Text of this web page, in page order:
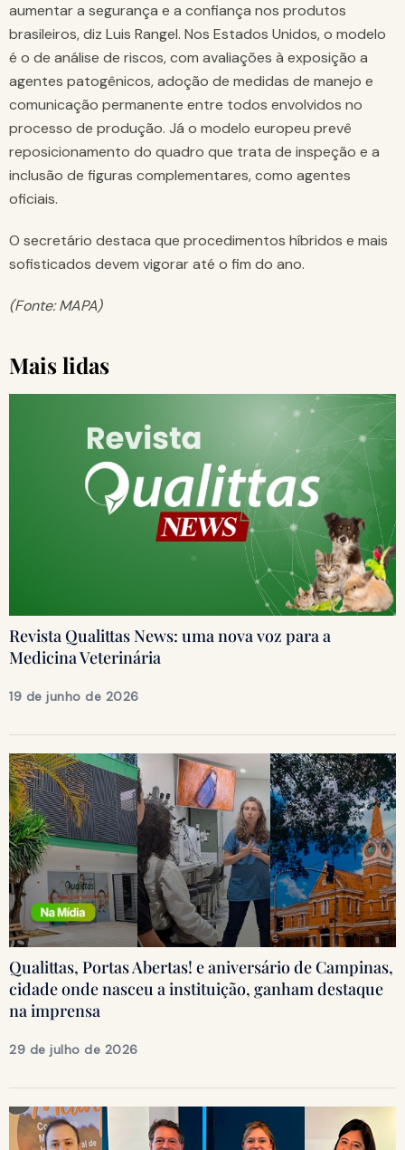
aumentar a segurança e a confiança nos produtos
brasileiros, diz Luis Rangel. Nos Estados Unidos, o modelo
é o de análise de riscos, com avaliações à exposição a
agentes patogênicos, adoção de medidas de manejo e
comunicação permanente entre todos envolvidos no
processo de produção. Já o modelo europeu prevê
reposicionamento do quadro que trata de inspeção e a
inclusão de figuras complementares, como agentes
oficiais.
O secretário destaca que procedimentos híbridos e mais
sofisticados devem vigorar até o fim do ano.
(Fonte: MAPA)
Mais lidas
Revista Qualittas News: uma nova voz para a
Medicina Veterinária
19 de junho de 2026
Qualittas, Portas Abertas! e aniversário de Campinas,
cidade onde nasceu a instituição, ganham destaque
na imprensa
29 de julho de 2026